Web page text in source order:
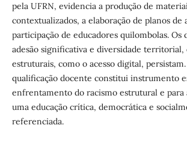
pela UFRN, evidencia a produção de
contextualizados, a elaboração de planos de
participação de educadores quilombolas. Os
adesão significativa e diversidade territorial,
estruturais, como o acesso digital,
qualificação docente constitui instrumento
enfrentamento do racismo estrutural e para
uma educação crítica, democrática e
referenciada.